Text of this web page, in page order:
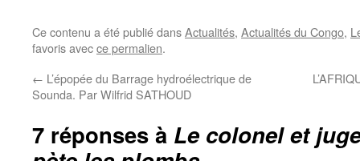
Ce contenu a été publié dansActualités, Actualités du Congo,
favoris avecce permalien.
← L’épopée du Barrage hydroélectrique de
Sounda. Par Wilfrid SATHOUD
7 réponses à Le colonel et